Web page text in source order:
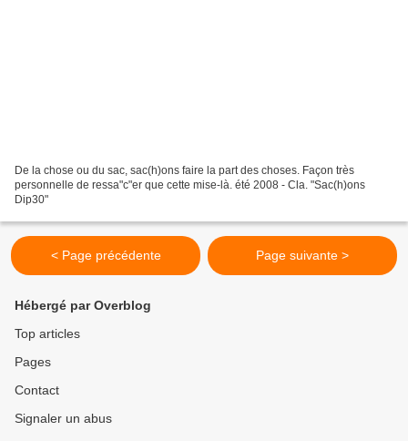
De la chose ou du sac, sac(h)ons faire la part des choses. Façon très
personnelle de ressa"c"er que cette mise-là. été 2008 - Cla. "Sac(h)ons
Dip30"
< Page précédente Page suivante >
Hébergé par Overblog
Top articles
Pages
Contact
Signaler un abus